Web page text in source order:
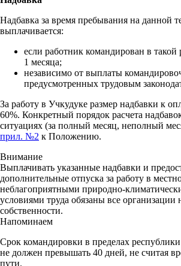
Надбавка за время пребывания на данной
выплачивается:
если работник командирован в такой
1 месяца;
независимо от выплаты
предусмотренных трудовым
За работу в Учкудуке размер надбавки к
60%. Конкретный порядок расчета
ситуациях (за полный месяц, неполный
прил. №2 к Положению.
Внимание
Выплачивать указанные надбавки и
дополнительные отпуска за работу в
неблагоприятными природно-
условиями труда обязаны все
собственности.
Напоминаем
Срок командировки в пределах
не должен превышать 40 дней, не считая
пути.